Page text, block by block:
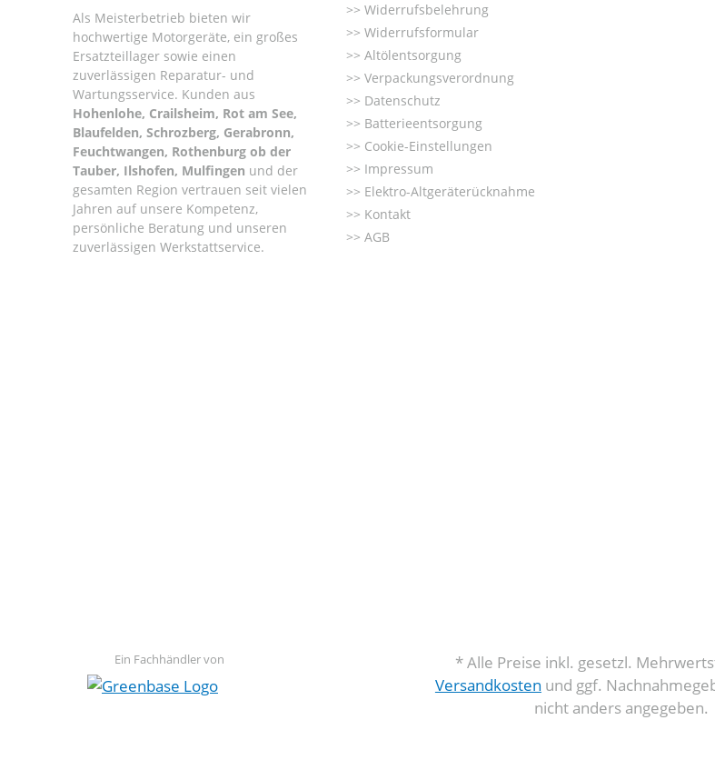
Als Meisterbetrieb bieten wir
hochwertige Motorgeräte, ein großes
Ersatzteillager sowie einen
zuverlässigen Reparatur- und
Wartungsservice. Kunden aus
Hohenlohe, Crailsheim, Rot am See,
Blaufelden, Schrozberg, Gerabronn,
Feuchtwangen, Rothenburg ob der
Tauber, Ilshofen, Mulfingen und der
gesamten Region vertrauen seit vielen
Jahren auf unsere Kompetenz,
persönliche Beratung und unseren
zuverlässigen Werkstattservice.
Widerrufsbelehrung
Widerrufsformular
Altölentsorgung
Verpackungsverordnung
Datenschutz
Batterieentsorgung
Cookie-Einstellungen
Impressum
Elektro-Altgeräterücknahme
Kontakt
AGB
Ein Fachhändler von
* Alle Preise inkl. gesetzl.
Versandkosten und ggf.
nicht anders angegeben.